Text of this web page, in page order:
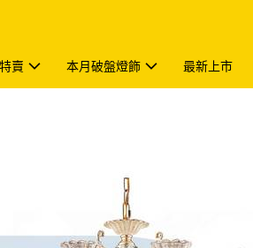
賣 本月破盤燈飾 最新上市